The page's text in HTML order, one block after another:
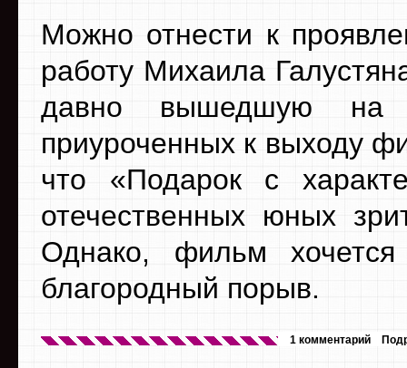
Можно отнести к
работу Михаила
давно вышедшую на
приуроченных к выходу
что «Подарок с
отечественных юных
Однако, фильм
благородный порыв.
1 комментарий